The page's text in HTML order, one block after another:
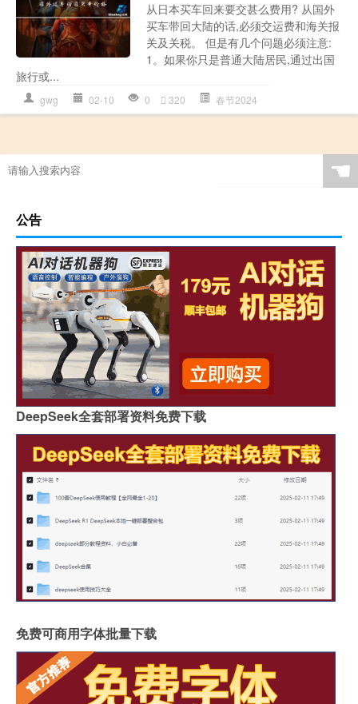
从日本买车回来要交甚么费用? 从国外
买车带回大陆的话,必须交运费和海关报
关及关税。 但是有几个问题必须注意:
1。如果你只是普通大陆居民,通过出国
旅行或...
gwg 02-10 0 320 春节2024
☚
公告
DeepSeek全套部署资料免费下载
免费可商用字体批量下载